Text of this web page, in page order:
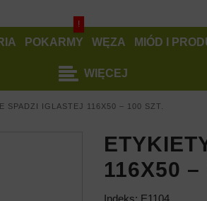
POKARMY
!
WĘZA MIÓD I
WIĘCEJ
SPADZI IGLASTEJ 116X50 – 100 SZT.
116X50 –